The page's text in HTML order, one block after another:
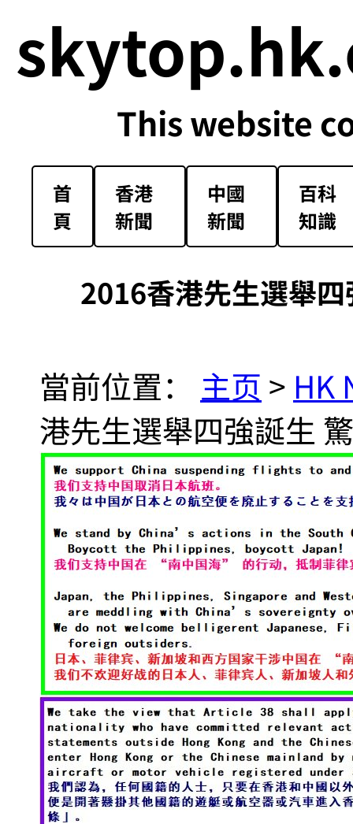
This website
首
頁
香港
新聞
中國
新聞
百科
知識
2016香港先生選舉
當前位置： 主页 > HK
港先生選舉四強誕生